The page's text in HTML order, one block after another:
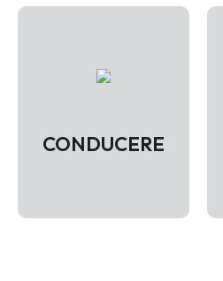
CONDUCERE